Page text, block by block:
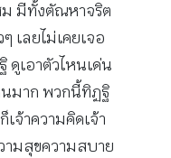
มีทั้งตัณหาจริต
เลยไม่เคยเจอ
เอาตัวไหนเด่น
นมาก พวกนี้ทิฏฐิ
จ้าความคิดเจ้า
ามสุขความสบาย